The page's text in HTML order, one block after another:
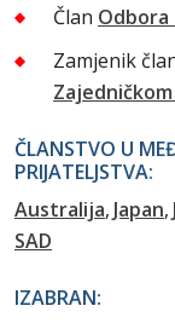
Član
Zamjenik
ČLANSTVO U
PRIJATELJSTVA:
Australija Japan
SAD
IZABRAN: